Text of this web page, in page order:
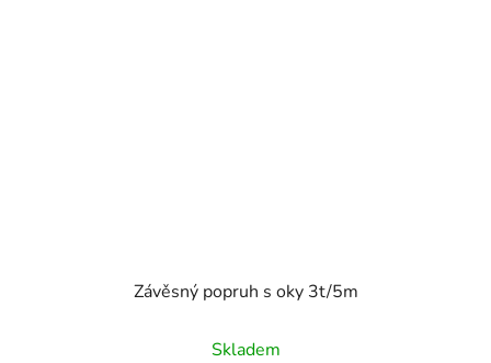
Závěsný popruh s oky 3t/5m
Skladem